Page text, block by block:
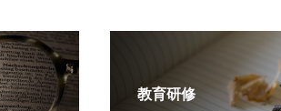
教育研修